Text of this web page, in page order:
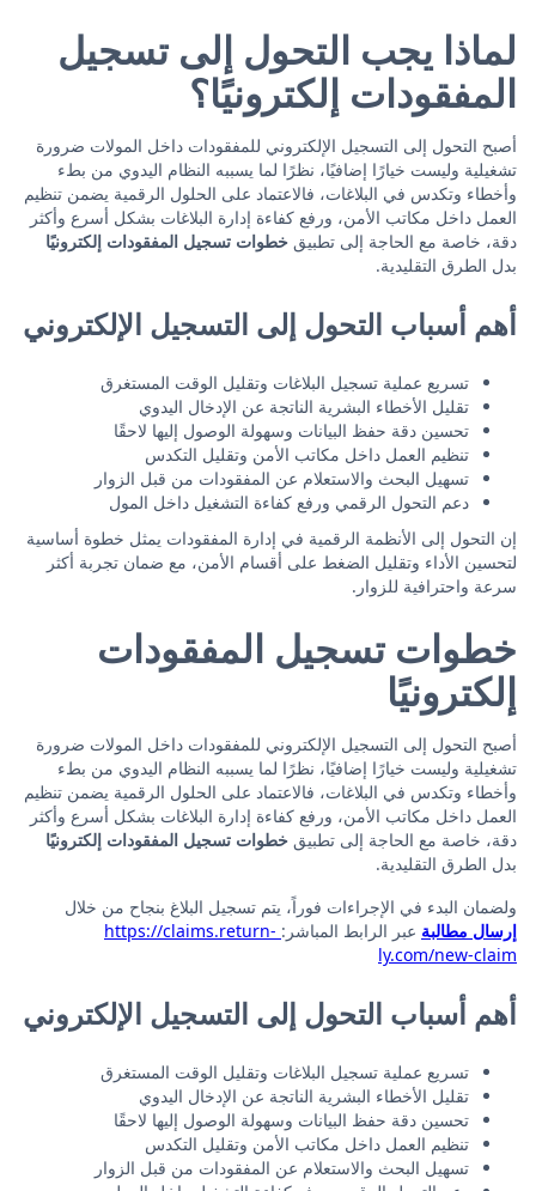
لماذا يجب التحول إلى تسجيل
المفقودات إلكترونيًا؟
أصبح التحول إلى التسجيل الإلكتروني للمفقودات داخل المولات ضرورة
تشغيلية وليست خيارًا إضافيًا، نظرًا لما يسببه النظام اليدوي من بطء
وأخطاء وتكدس في البلاغات، فالاعتماد على الحلول الرقمية يضمن تنظيم
العمل داخل مكاتب الأمن، ورفع كفاءة إدارة البلاغات بشكل أسرع وأكثر
دقة، خاصة مع الحاجة إلى تطبيق خطوات تسجيل المفقودات إلكترونيًا
بدل الطرق التقليدية.
أهم أسباب التحول إلى التسجيل الإلكتروني
تسريع عملية تسجيل البلاغات وتقليل الوقت المستغرق
تقليل الأخطاء البشرية الناتجة عن الإدخال اليدوي
تحسين دقة حفظ البيانات وسهولة الوصول إليها لاحقًا
تنظيم العمل داخل مكاتب الأمن وتقليل التكدس
تسهيل البحث والاستعلام عن المفقودات من قبل الزوار
دعم التحول الرقمي ورفع كفاءة التشغيل داخل المول
إن التحول إلى الأنظمة الرقمية في إدارة المفقودات يمثل خطوة أساسية
لتحسين الأداء وتقليل الضغط على أقسام الأمن، مع ضمان تجربة أكثر
سرعة واحترافية للزوار.
خطوات تسجيل المفقودات
إلكترونيًا
أصبح التحول إلى التسجيل الإلكتروني للمفقودات داخل المولات ضرورة
تشغيلية وليست خيارًا إضافيًا، نظرًا لما يسببه النظام اليدوي من بطء
وأخطاء وتكدس في البلاغات، فالاعتماد على الحلول الرقمية يضمن تنظيم
العمل داخل مكاتب الأمن، ورفع كفاءة إدارة البلاغات بشكل أسرع وأكثر
دقة، خاصة مع الحاجة إلى تطبيق خطوات تسجيل المفقودات إلكترونيًا
بدل الطرق التقليدية.
ولضمان البدء في الإجراءات فوراً، يتم تسجيل البلاغ بنجاح من خلال
إرسال مطالبة عبر الرابط المباشر: https://claims.return-
ly.com/new-claim
أهم أسباب التحول إلى التسجيل الإلكتروني
تسريع عملية تسجيل البلاغات وتقليل الوقت المستغرق
تقليل الأخطاء البشرية الناتجة عن الإدخال اليدوي
تحسين دقة حفظ البيانات وسهولة الوصول إليها لاحقًا
تنظيم العمل داخل مكاتب الأمن وتقليل التكدس
تسهيل البحث والاستعلام عن المفقودات من قبل الزوار